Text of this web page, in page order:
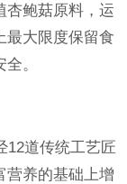
杏鲍菇原料，运
最大限度保留食
。
12道传统工艺匠
营养的基础上增